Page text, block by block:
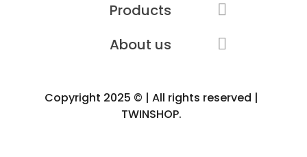
Products 
About us 
Copyright 2025 © | All rights reserved |
TWINSHOP.